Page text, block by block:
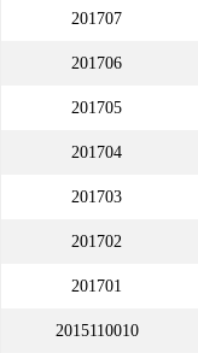
201707
201706
201705
201704
201703
201702
201701
2015110010